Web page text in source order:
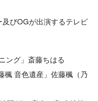
びOGが出演するテレビ
ング」斎藤ちはる
楓 音色遺産」佐藤楓（乃